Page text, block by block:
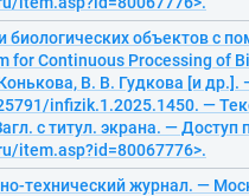
биологических объектов с
Continuous Processing of
В. В. Гудкова [и
infizik.1.2025.1450. —
с титул. экрана. — Доступ
item.asp?id=80067776>.
технический журнал. —